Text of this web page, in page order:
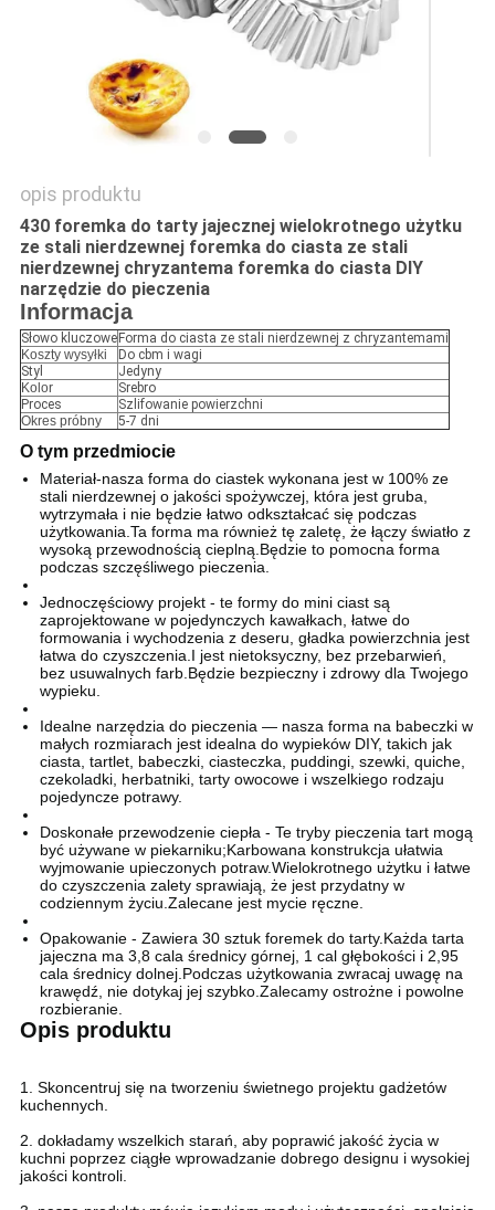
opis produktu
430 foremka do tarty jajecznej wielokrotnego użytku
ze stali nierdzewnej foremka do ciasta ze stali
nierdzewnej chryzantema foremka do ciasta DIY
narzędzie do pieczenia
Informacja
Słowo kluczowe Forma do ciasta ze stali nierdzewnej z chryzantemami
Koszty wysyłki
Do cbm i wagi
Styl
Jedyny
Kolor
Srebro
Proces
Szlifowanie powierzchni
Okres próbny
5-7 dni
O tym przedmiocie
Materiał-nasza forma do ciastek wykonana jest w 100% ze
stali nierdzewnej o jakości spożywczej, która jest gruba,
wytrzymała i nie będzie łatwo odkształcać się podczas
użytkowania.Ta forma ma również tę zaletę, że łączy światło z
wysoką przewodnością cieplną.Będzie to pomocna forma
podczas szczęśliwego pieczenia.
Jednoczęściowy projekt - te formy do mini ciast są
zaprojektowane w pojedynczych kawałkach, łatwe do
formowania i wychodzenia z deseru, gładka powierzchnia jest
łatwa do czyszczenia.I jest nietoksyczny, bez przebarwień,
bez usuwalnych farb.Będzie bezpieczny i zdrowy dla Twojego
wypieku.
Idealne narzędzia do pieczenia — nasza forma na babeczki w
małych rozmiarach jest idealna do wypieków DIY, takich jak
ciasta, tartlet, babeczki, ciasteczka, puddingi, szewki, quiche,
czekoladki, herbatniki, tarty owocowe i wszelkiego rodzaju
pojedyncze potrawy.
Doskonałe przewodzenie ciepła - Te tryby pieczenia tart mogą
być używane w piekarniku;Karbowana konstrukcja ułatwia
wyjmowanie upieczonych potraw.Wielokrotnego użytku i łatwe
do czyszczenia zalety sprawiają, że jest przydatny w
codziennym życiu.Zalecane jest mycie ręczne.
Opakowanie - Zawiera 30 sztuk foremek do tarty.Każda tarta
jajeczna ma 3,8 cala średnicy górnej, 1 cal głębokości i 2,95
cala średnicy dolnej.Podczas użytkowania zwracaj uwagę na
krawędź, nie dotykaj jej szybko.Zalecamy ostrożne i powolne
rozbieranie.
Opis produktu
1. Skoncentruj się na tworzeniu świetnego projektu gadżetów
kuchennych.
2. dokładamy wszelkich starań, aby poprawić jakość życia w
kuchni poprzez ciągłe wprowadzanie dobrego designu i wysokiej
jakości kontroli.